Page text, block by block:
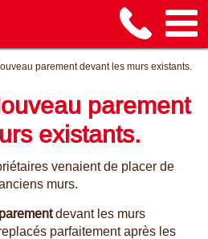
parement devant les murs existants.
parement
existants.
venaient de placer de
murs.
devant les murs
parfaitement après les